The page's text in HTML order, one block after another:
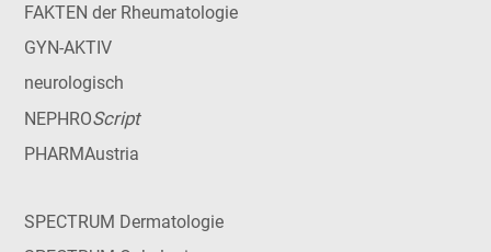
FAKTEN der Rheumatologie
GYN-AKTIV
neurologisch
NEPHROScript
PHARMAustria
SPECTRUM Dermatologie